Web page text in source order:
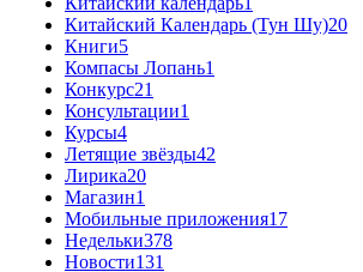
Китайский Календарь (Тун Шу)20
Книги5
Компасы Лопань1
Конкурс21
Консультации1
Курсы4
Летящие звёзды42
Лирика20
Магазин1
Мобильные приложения17
Недельки378
Новости131